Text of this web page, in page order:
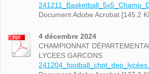
Document Adobe Acrobat [145.2
4 décembre 2024
CHAMPIONNAT
LYCEES GARCONS